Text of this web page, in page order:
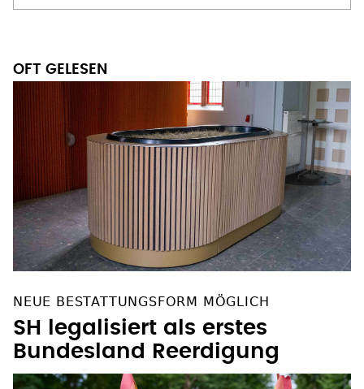
OFT GELESEN
NEUE BESTATTUNGSFORM MÖGLICH
SH legalisiert als erstes
Bundesland Reerdigung